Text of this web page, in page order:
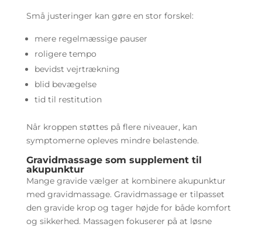
Små justeringer kan gøre en stor forskel:
mere regelmæssige pauser
roligere tempo
bevidst vejrtrækning
blid bevægelse
tid til restitution
Når kroppen støttes på flere niveauer, kan
symptomerne opleves mindre belastende.
Gravidmassage som supplement til
akupunktur
Mange gravide vælger at kombinere akupunktur
med gravidmassage. Gravidmassage er tilpasset
den gravide krop og tager højde for både komfort
og sikkerhed. Massagen fokuserer på at løsne